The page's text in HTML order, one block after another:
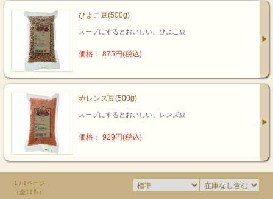
ひよこ豆(500g)
スープにするとおいしい、ひよこ豆
価格： 875円(税込)
赤レンズ豆(500g)
スープにするとおいしい、レンズ豆
価格： 929円(税込)
1 / 1ページ
（全11件）